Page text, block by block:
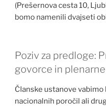
(Prešernova cesta 10,
bomo namenili dvajseti
Poziv za predloge:
govorce in
Članske ustanove
nacionalnih poročil ali